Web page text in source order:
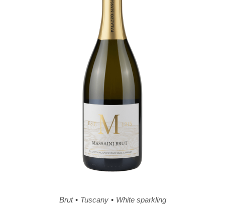
Brut Tuscany White sparkling